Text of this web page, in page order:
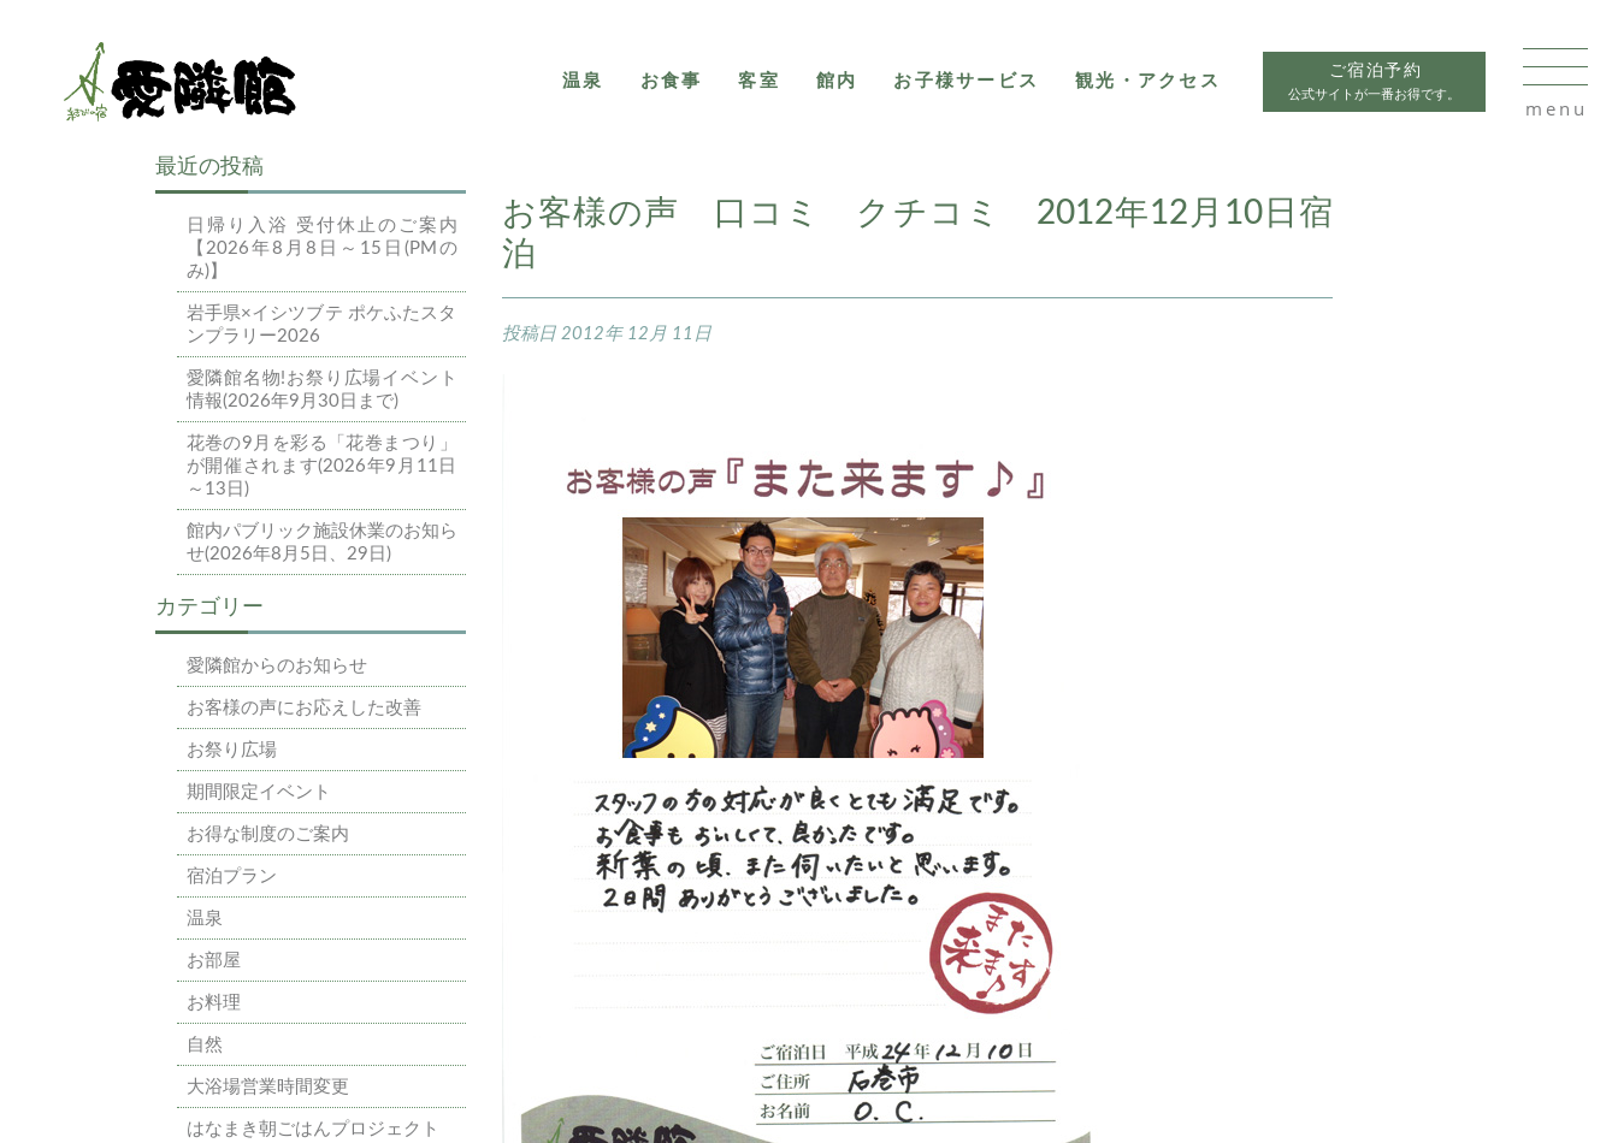
温泉 お食事 客室 館内 お子様サービス 観光・アクセス
ご宿泊予約
公式サイトが一番お得です。
最近の投稿
日帰り入浴 受付休止のご案内
【2026年8月8日～15日(PMの
み)】
岩手県×イシツブテ ポケふたスタ
ンプラリー2026
愛隣館名物!お祭り広場イベント
情報(2026年9月30日まで)
花巻の9月を彩る「花巻まつり」
が開催されます(2026年9月11日
～13日)
館内パブリック施設休業のお知ら
せ(2026年8月5日、29日)
カテゴリー
愛隣館からのお知らせ
お客様の声にお応えした改善
お祭り広場
期間限定イベント
お得な制度のご案内
宿泊プラン
温泉
お部屋
お料理
自然
大浴場営業時間変更
はなまき朝ごはんプロジェクト
お客様の声 口コミ クチコミ 2012年12月10日宿
泊
投稿日 2012年 12月 11日